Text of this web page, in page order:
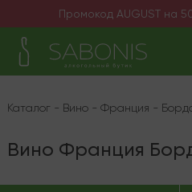
Промокод AUGUST на
Каталог - Вино- Франция -
Вино Франция